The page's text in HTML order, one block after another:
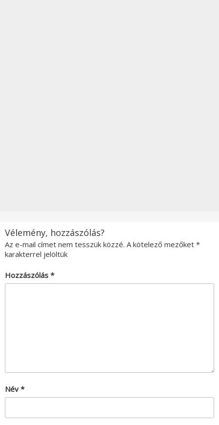
Vélemény, hozzászólás?
Az e-mail címet nem tesszük közzé. A kötelező mezőket *
karakterrel jelöltük
Hozzászólás *
Név *